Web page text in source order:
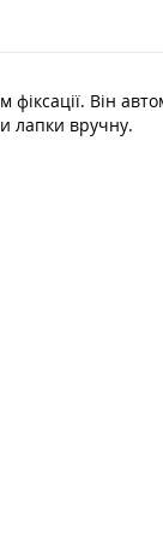
Він
лапки вручну.